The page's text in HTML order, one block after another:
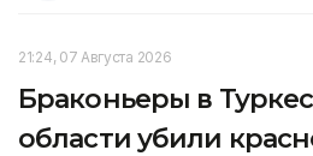
21:24, 07 Августа 2026
Браконьеры в
области убили